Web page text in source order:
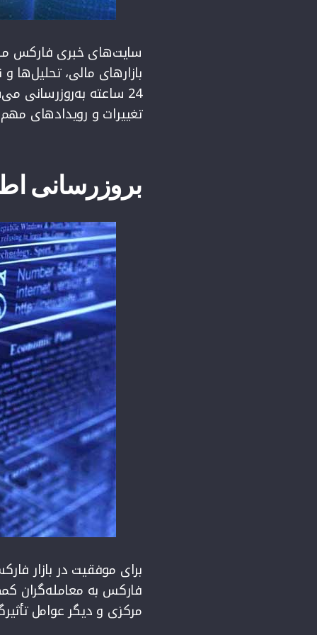
سایت‌های خبری فارکس
بازارهای مالی، تحلیل‌ها
24 ساعته
تغییرات و رویدادهای
بروزرسانی
برای موفقیت در بازار
فارکس به معامله‌گران
مرکزی و دیگر عوامل